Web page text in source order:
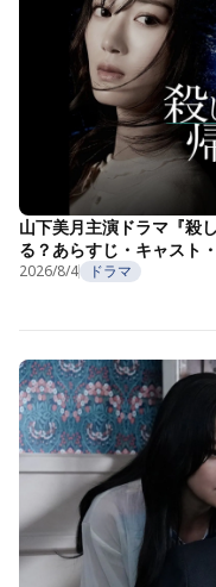
山下美月主演ドラマ『殺
る？あらすじ・キャスト
2026/8/4 ドラマ